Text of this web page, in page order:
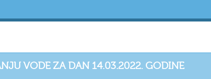
VODE ZA DAN 14.03.2022. GODINE